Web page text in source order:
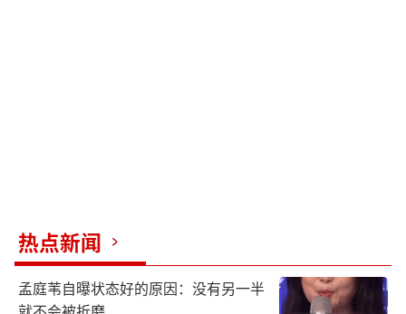
热点新闻
孟庭苇自曝状态好的原因：没有另一半